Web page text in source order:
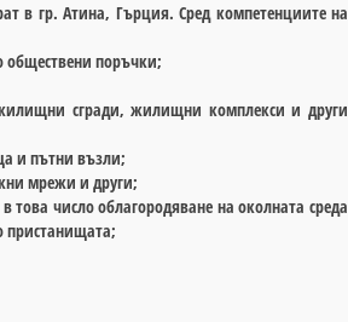
в гр. Атина, Гърция. Сред компетенциите на
обществени поръчки;
сгради, жилищни комплекси и други
и пътни възли;
мрежи и други;
число облагородяване на околната среда
пристанищата;